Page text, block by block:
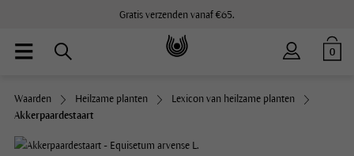
Gratis verzenden vanaf €65.
0
Waarden Heilzame planten
Lexicon van heilzame planten
Akkerpaardestaart